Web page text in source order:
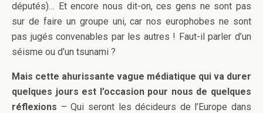
députés)… Et encore nous dit-on, ces gens ne sont pas
sur de faire un groupe uni, car nos europhobes ne sont
pas jugés convenables par les autres ! Faut-il parler d’un
séisme ou d’un tsunami ?
Mais cette ahurissante vague médiatique qui va durer
quelques jours est l’occasion pour nous de quelques
réflexions – Qui seront les décideurs de l’Europe dans